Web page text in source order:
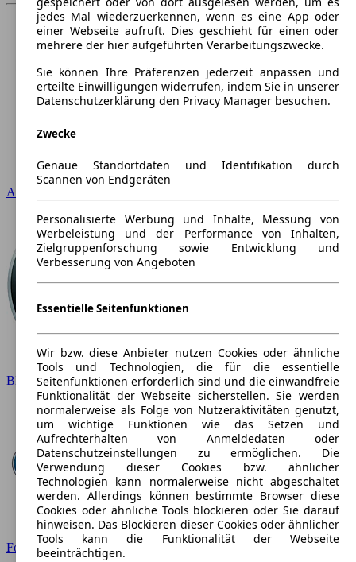
Audi
BMW
Ford
jedes Mal wiederzuerkennen, wenn es eine App oder
einer Webseite aufruft. Dies geschieht für einen oder
mehrere der hier aufgeführten Verarbeitungszwecke.
Sie können Ihre Präferenzen jederzeit anpassen und
erteilte Einwilligungen widerrufen, indem Sie in unserer
Datenschutzerklärung den Privacy Manager besuchen.
Zwecke
Genaue Standortdaten und Identifikation durch
Scannen von Endgeräten
Personalisierte Werbung und Inhalte, Messung von
Werbeleistung und der Performance von Inhalten,
Zielgruppenforschung sowie Entwicklung und
Verbesserung von Angeboten
Essentielle Seitenfunktionen
Wir bzw. diese Anbieter nutzen Cookies oder ähnliche
Tools und Technologien, die für die essentielle
Seitenfunktionen erforderlich sind und die einwandfreie
Funktionalität der Webseite sicherstellen. Sie werden
normalerweise als Folge von Nutzeraktivitäten genutzt,
um wichtige Funktionen wie das Setzen und
Aufrechterhalten von Anmeldedaten oder
Datenschutzeinstellungen zu ermöglichen. Die
Verwendung dieser Cookies bzw. ähnlicher
Technologien kann normalerweise nicht abgeschaltet
werden. Allerdings können bestimmte Browser diese
Cookies oder ähnliche Tools blockieren oder Sie darauf
hinweisen. Das Blockieren dieser Cookies oder ähnlicher
Tools kann die Funktionalität der Webseite
beeinträchtigen.